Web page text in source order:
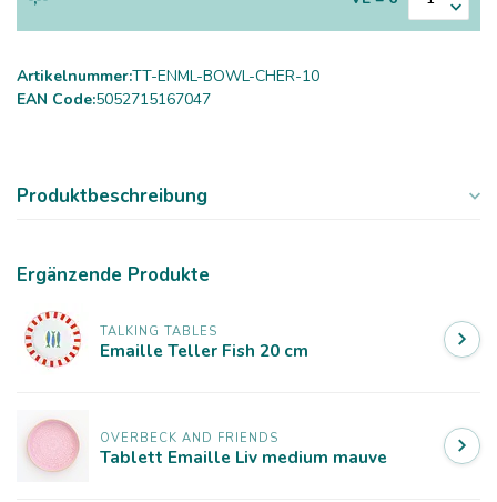
Artikelnummer:TT-ENML-BOWL-CHER-10
EAN Code:5052715167047
Produktbeschreibung
Ergänzende Produkte
TALKING TABLES
Emaille Teller Fish 20 cm
OVERBECK AND FRIENDS
Tablett Emaille Liv medium mauve